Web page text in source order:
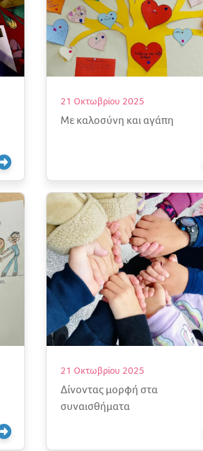
21 Οκτωβρίου 2025
Με καλοσύνη και αγάπη
21 Οκτωβρίου 2025
Δίνοντας μορφή στα
συναισθήματα